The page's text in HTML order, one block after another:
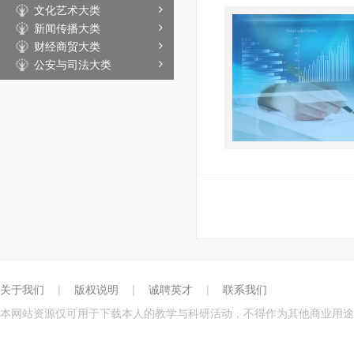
文化艺术大类
新闻传播大类
财经商贸大类
公安与司法大类
关于我们 | 版权说明 | 诚聘英才 |
联系我们
本网站资源仅可用于下载本人的教学与科研活动，不得作为其他商业用